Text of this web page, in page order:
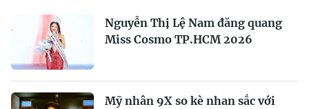
Nguyễn Thị Lệ Nam đăng quang
Miss Cosmo TP.HCM 2026
Mỹ nhân 9X so kè nhan sắc với